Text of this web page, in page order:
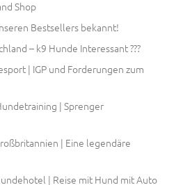
Shop
Bestsellers bekannt!
– k9 Hunde Interessant ???
| IGP und Forderungen zum
| Sprenger
| Eine legendäre
| Reise mit Hund mit Auto